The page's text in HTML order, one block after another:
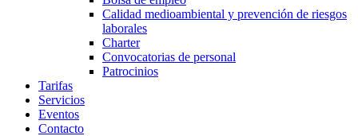
Calidad medioambiental y prevención de riesgos
laborales
Charter
Convocatorias de personal
Patrocinios
Tarifas
Servicios
Eventos
Contacto